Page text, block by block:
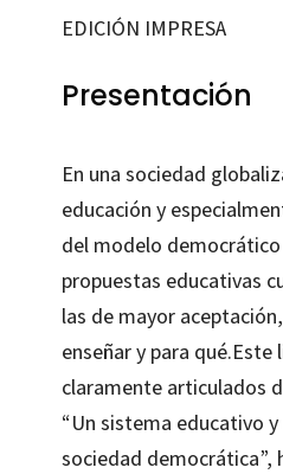
democracia
EDICIÓN IMPRESA
Presentación
En una sociedad
educación y
del modelo democrático
propuestas educativas
las de mayor
enseñar y para
claramente articulados
“Un sistema educativo
sociedad democrática”,